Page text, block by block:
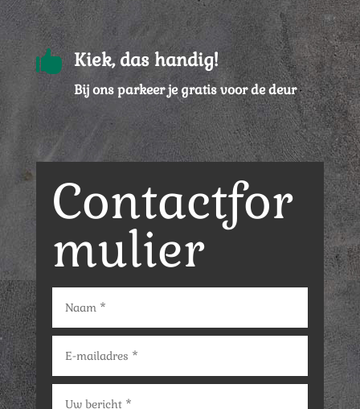
 Kiek, das handig!
Bij ons parkeer je gratis voor de deur
Contactfor
mulier